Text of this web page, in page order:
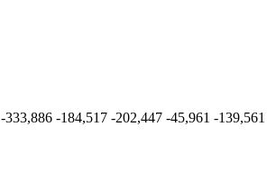
-333,886 -184,517 -202,447 -45,961 -139,561